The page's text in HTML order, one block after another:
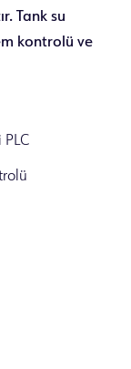
Tank su
kontrolü ve